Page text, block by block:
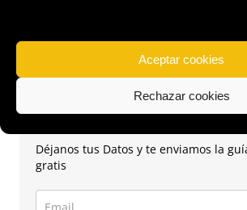
Aceptar cookies
Rechazar cookies
"Cómo convencer
Inversores en Fase
Preseed"
Déjanos tus Datos y te enviamos la
gratis